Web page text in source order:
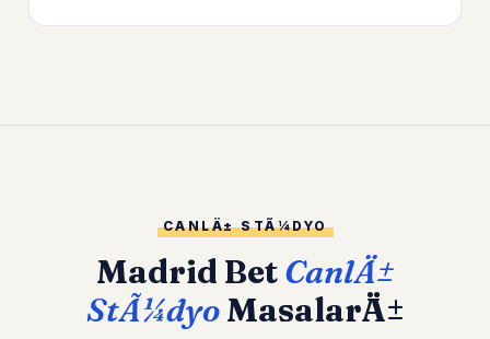
CANLÄ± STÃ¼DYO
Madrid BetCanlÄ±
StÃ¼dyoMasalarÄ±